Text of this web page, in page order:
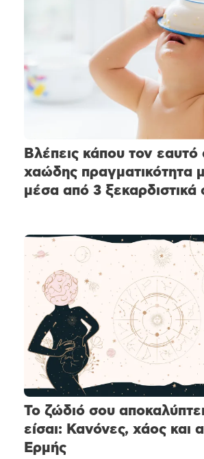
Βλέπεις κάπου τον
χαώδης πραγματικότητα
μέσα από 3 ξεκαρδιστικά
Το ζώδιό σου αποκαλύπτει
είσαι: Κανόνες, χάος και
Ερμής